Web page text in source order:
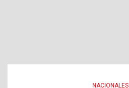
NACIONALES